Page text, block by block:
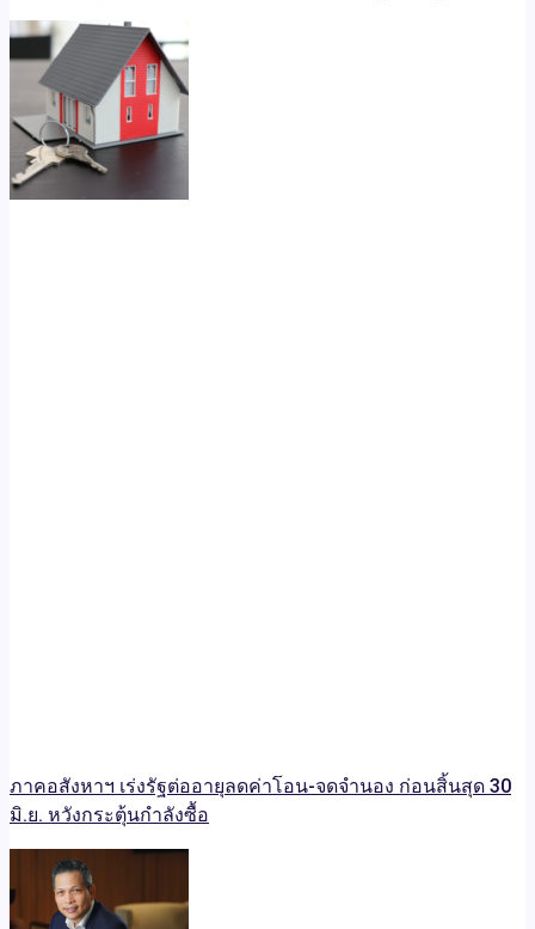
ภาคอสังหาฯ เร่งรัฐต่ออายุลดค่าโอน-จดจำนอง ก่อนสิ้นสุด 30
มิ.ย. หวังกระตุ้นกำลังซื้อ